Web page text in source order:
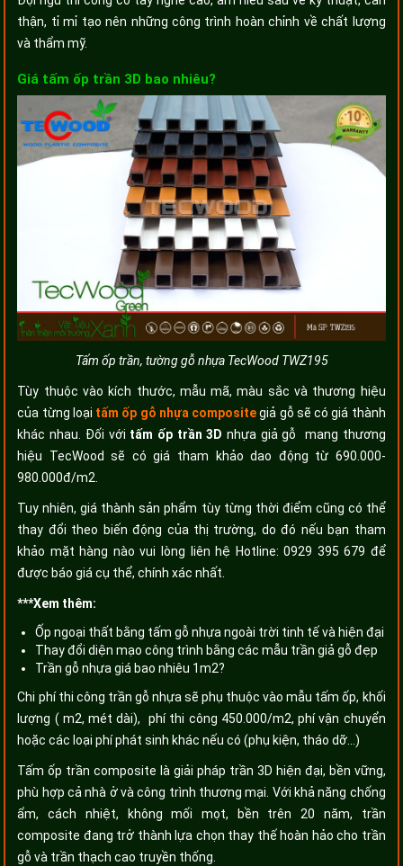
thận, tỉ mỉ tạo nên những công trình hoàn chỉnh về chất lượng
và thẩm mỹ.
Giá tấm ốp trần 3D bao nhiêu?
Tấm ốp trần, tường gỗ nhựa TecWood TWZ195
Tùy thuộc vào kích thước, mẫu mã, màu sắc và thương hiệu
của từng loại tấm ốp gỗ nhựa compositegiả gỗ sẽ có giá thành
khác nhau. Đối với tấm ốp trần 3D nhựa giả gỗ mang thương
hiệu TecWood sẽ có giá tham khảo dao động từ 690.000-
980.000đ/m2.
Tuy nhiên, giá thành sản phẩm tùy từng thời điểm cũng có thể
thay đổi theo biến động của thị trường, do đó nếu bạn tham
khảo mặt hàng nào vui lòng liên hệ Hotline: 0929 395 679 để
được báo giá cụ thể, chính xác nhất.
***Xem thêm:
Ốp ngoại thất bằng tấm gỗ nhựa ngoài trời tinh tế và hiện đại
Thay đổi diện mạo công trình bằng các mẫu trần giả gỗ đẹp
Trần gỗ nhựa giá bao nhiêu 1m2?
Chi phí thi công trần gỗ nhựa sẽ phụ thuộc vào mẫu tấm ốp, khối
lượng ( m2, mét dài), phí thi công 450.000/m2, phí vận chuyển
hoặc các loại phí phát sinh khác nếu có (phụ kiện, tháo dỡ...)
Tấm ốp trần composite là giải pháp trần 3D hiện đại, bền vững,
phù hợp cả nhà ở và công trình thương mại. Với khả năng chống
ẩm, cách nhiệt, không mối mọt, bền trên 20 năm, trần
composite đang trở thành lựa chọn thay thế hoàn hảo cho trần
gỗ và trần thạch cao truyền thống.